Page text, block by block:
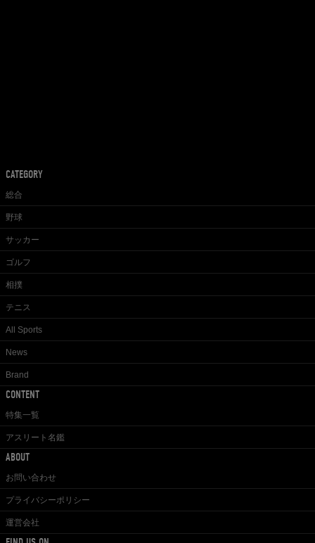
CATEGORY
総合
野球
サッカー
ゴルフ
相撲
テニス
All Sports
News
Brand
CONTENT
特集一覧
アスリート名鑑
ABOUT
お問い合わせ
プライバシーポリシー
運営会社